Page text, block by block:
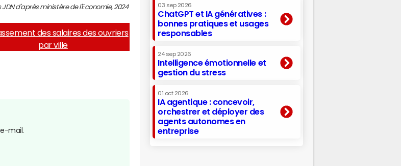
JDN d'après ministère de l'Economie, 2024
des salaires des ouvriers
par ville
mail.
03 sep 2026
ChatGPT et IA génératives :
bonnes pratiques et usages
responsables
24 sep 2026
Intelligence émotionnelle et
gestion du stress
01 oct 2026
IA agentique : concevoir,
orchestrer et déployer des
agents autonomes en
entreprise